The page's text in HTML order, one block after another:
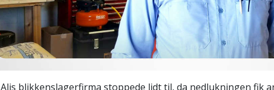
Alis blikkenslagerfirma stoppede lidt til, da nedlukningen fik